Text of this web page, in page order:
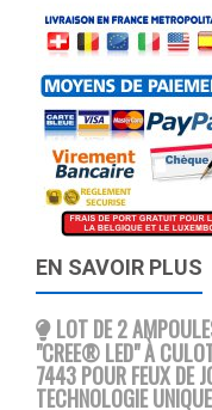
EN SAVOIR PLUS
LOT DE 2
"CREE® LED" À
7443 POUR FEUX DE
TECHNOLOGIE